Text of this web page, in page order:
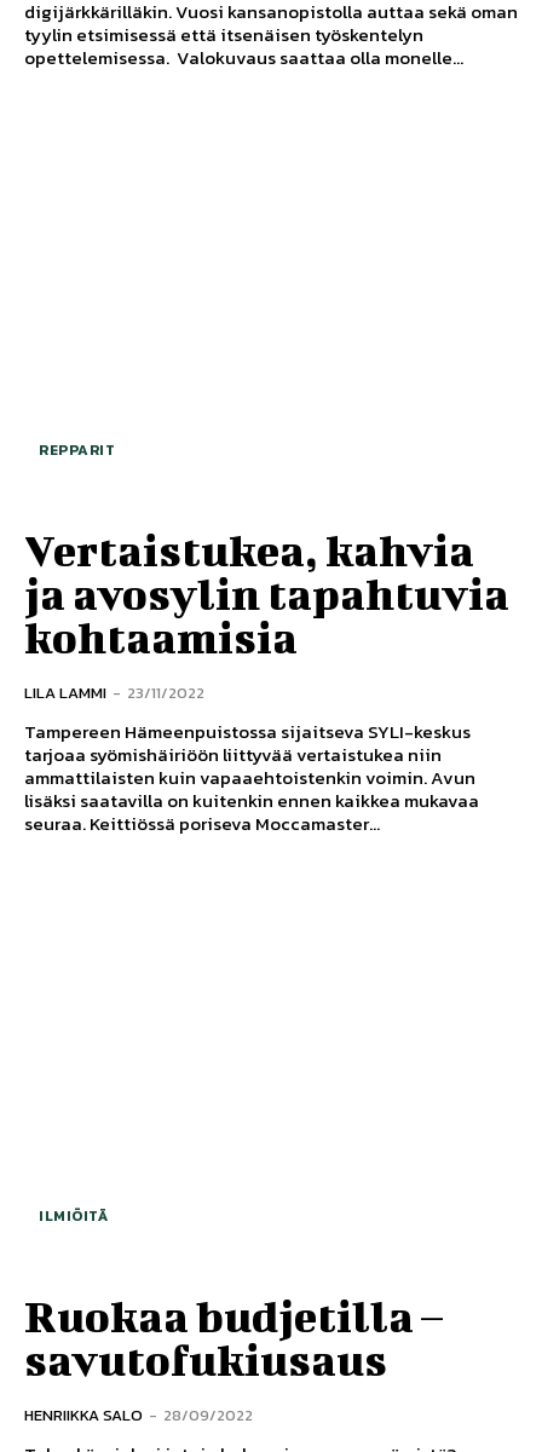
digijärkkärilläkin. Vuosi kansanopistolla auttaa sekä oman
tyylin etsimisessä että itsenäisen työskentelyn
opettelemisessa. Valokuvaus saattaa olla monelle...
REPPARIT
Vertaistukea, kahvia
ja avosylin tapahtuvia
kohtaamisia
LILA LAMMI - 23/11/2022
Tampereen Hämeenpuistossa sijaitseva SYLI-keskus
tarjoaa syömishäiriöön liittyvää vertaistukea niin
ammattilaisten kuin vapaaehtoistenkin voimin. Avun
lisäksi saatavilla on kuitenkin ennen kaikkea mukavaa
seuraa. Keittiössä poriseva Moccamaster...
ILMIÖITÄ
Ruokaa budjetilla –
savutofukiusaus
HENRIIKKA SALO - 28/09/2022